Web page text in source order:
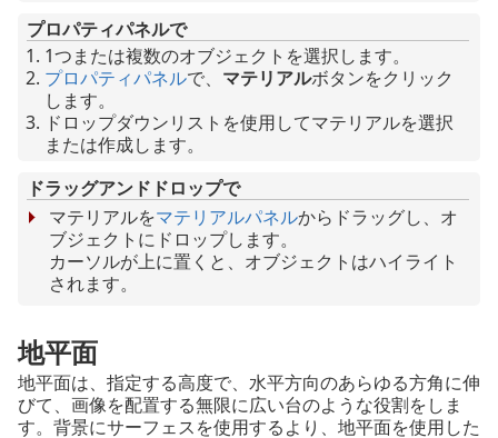
プロパティパネルで
1つまたは複数のオブジェクトを選択します。
プロパティパネルで、 マテリアルボタンをクリック
します。
ドロップダウンリストを使用してマテリアルを選択
または作成します。
ドラッグアンドドロップで
マテリアルをマテリアルパネルからドラッグし、オ
ブジェクトにドロップします。
カーソルが上に置くと、オブジェクトはハイライト
されます。
地平面
地平面は、指定する高度で、水平方向のあらゆる方角に伸
びて、画像を配置する無限に広い台のような役割をしま
す。背景にサーフェスを使用するより、地平面を使用した